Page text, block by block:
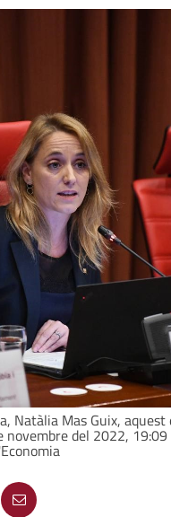
Natàlia Mas Guix,
novembre del 2022,